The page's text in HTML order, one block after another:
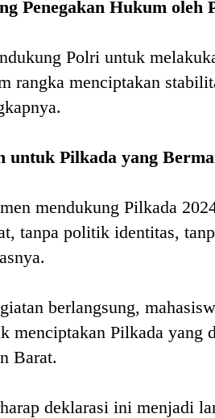
Penegakan Hukum oleh
Polri untuk
rangka menciptakan
untuk Pilkada yang
mendukung Pilkada
tanpa politik identitas,
berlangsung,
menciptakan Pilkada yang
Barat.
deklarasi ini menjadi